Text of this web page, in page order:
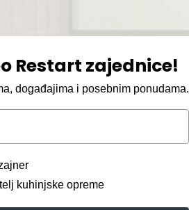
Restart zajednice!
događajima i posebnim ponudama.
kuhinjske opreme